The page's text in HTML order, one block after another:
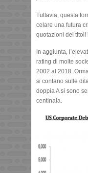
Tuttavia, questa
celare una futura
quotazioni dei titoli
In aggiunta,
rating di molte
2002 al 2018.
si contano sulle
doppia A si sono
centinaia.